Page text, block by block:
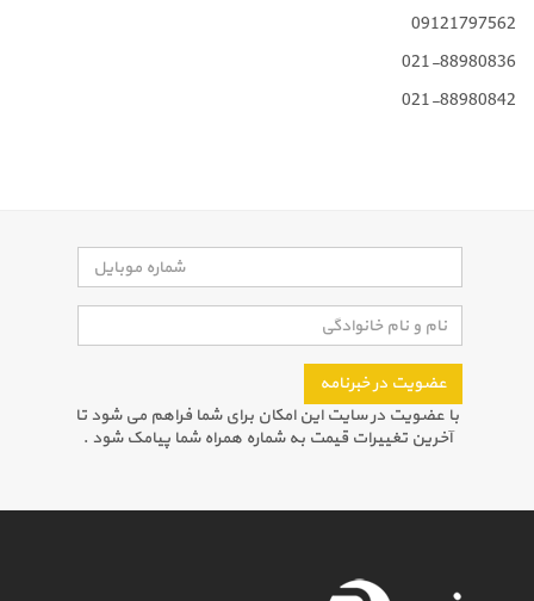
09121797562
021-88980836
021-88980842
عضویت در خبرنامه
با عضویت در سایت این امکان برای شما فراهم می شود تا
آخرین تغییرات قیمت به شماره همراه شما پیامک شود .